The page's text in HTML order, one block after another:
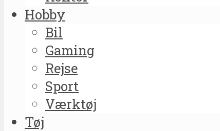
Hobby
Bil
Gaming
Rejse
Sport
Værktøj
Tøj